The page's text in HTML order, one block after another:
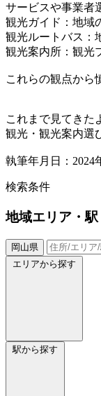
サービスや事業者
観光ガイド：地域
観光ルートバス：
観光案内所：観光
これらの観点から
これまで見てきた
観光・観光案内選
執筆年月日：2024
検索条件
地域エリア・駅
岡山県
エリアから探す
駅から探す